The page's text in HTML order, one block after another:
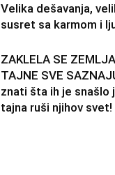
Velika dešavanja,
susret sa karmom i
ZAKLELA SE
TAJNE SVE
znati šta ih je snašlo
tajna ruši njihov svet!